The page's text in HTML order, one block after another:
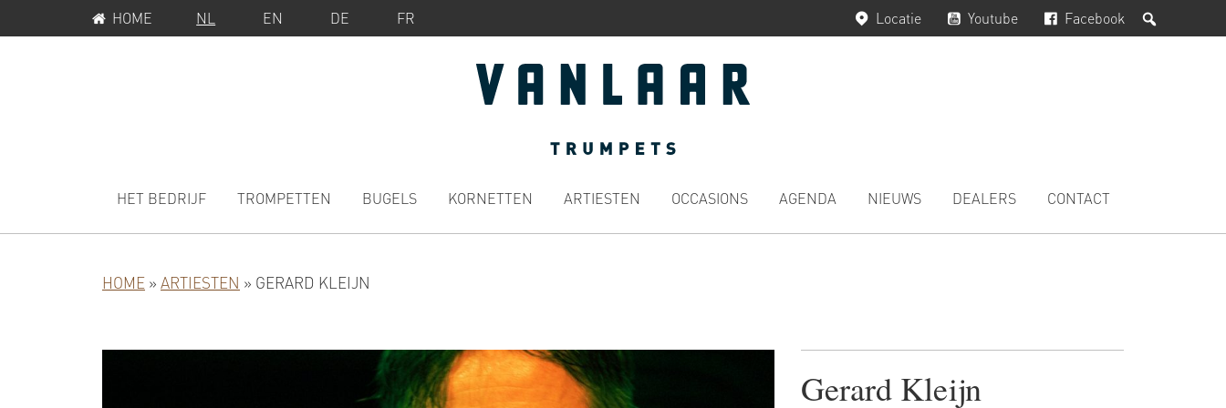
naar
naar
SERVICEMENUHOME NL EN DE FR Facebook
Youtube
Locatie
NAVIGATION
HET BEDRIJF TROMPETTEN BUGELS KORNETTEN ARTIESTEN OCCASIONS AGENDA NIEUWS DEALERS CONTACT
HOME » ARTIESTEN » GERARD KLEIJN
Gerard Kleijn